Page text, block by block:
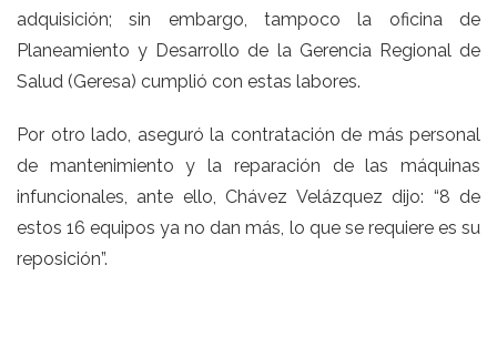
adquisición; sin embargo, tampoco la oficina de
Planeamiento y Desarrollo de la Gerencia Regional de
Salud (Geresa) cumplió con estas labores.
Por otro lado, aseguró la contratación de más personal
de mantenimiento y la reparación de las máquinas
infuncionales, ante ello, Chávez Velázquez dijo: “8 de
estos 16 equipos ya no dan más, lo que se requiere es su
reposición”.